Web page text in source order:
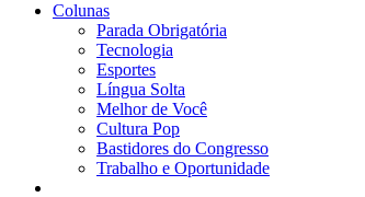
Colunas
Parada Obrigatória
Tecnologia
Esportes
Língua Solta
Melhor de Você
Cultura Pop
Bastidores do Congresso
Trabalho e Oportunidade